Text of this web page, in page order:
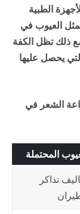
الطبية
العيوب في
ذلك تظل الكفة
يحصل عليها
الشعر في
المحتملة
تذاكر